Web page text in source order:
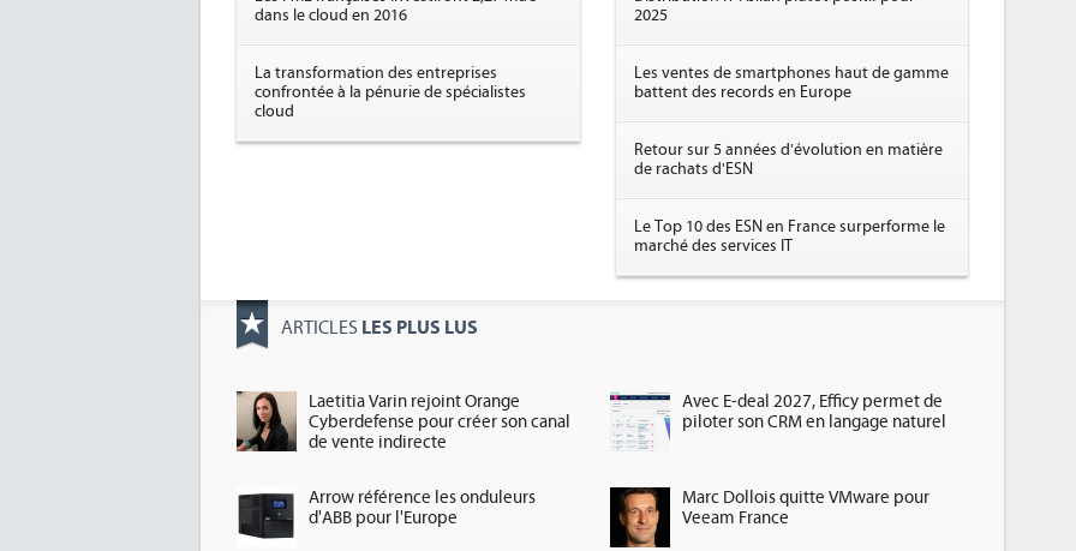
dans le cloud en 2016
La transformation des entreprises
confrontée à la pénurie de spécialistes
cloud
2025
Les ventes de smartphones haut de gamme
battent des records en Europe
Retour sur 5 années d'évolution en matière
de rachats d'ESN
Le Top 10 des ESN en France surperforme le
marché des services IT
ARTICLES LES PLUS LUS
Laetitia Varin rejoint Orange
Cyberdefense pour créer son canal
de vente indirecte
Avec E-deal 2027, Efficy permet de
piloter son CRM en langage naturel
Arrow référence les onduleurs
d'ABB pour l'Europe
Marc Dollois quitte VMware pour
Veeam France